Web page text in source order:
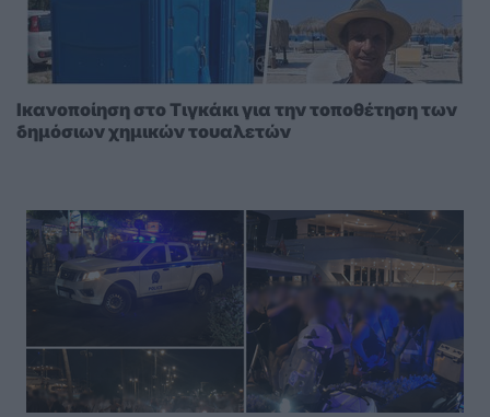
Ικανοποίηση στο Τιγκάκι για την τοποθέτηση των
δημόσιων χημικών τουαλετών